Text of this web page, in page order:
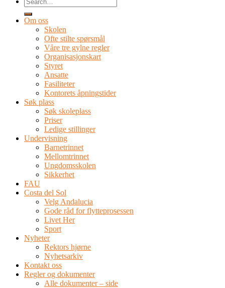
Om oss
Skolen
Ofte stilte spørsmål
Våre tre gylne regler
Organisasjonskart
Styret
Ansatte
Fasiliteter
Kontorets åpningstider
Søk plass
Søk skoleplass
Priser
Ledige stillinger
Undervisning
Barnetrinnet
Mellomtrinnet
Ungdomsskolen
Sikkerhet
FAU
Costa del Sol
Velg Andalucia
Gode råd for flytteprosessen
Livet Her
Sport
Nyheter
Rektors hjørne
Nyhetsarkiv
Kontakt oss
Regler og dokumenter
Alle dokumenter – side